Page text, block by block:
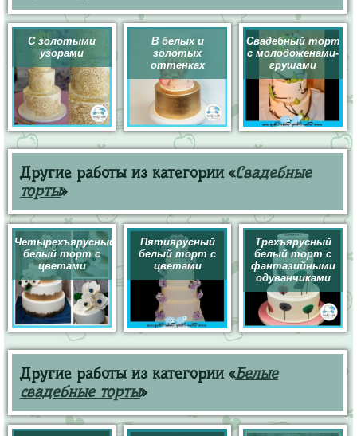
С золотыми
узорами
В белых и
золотых
оттенках
Свадебный торт
с молодоженами-
грушами
Другие работы из категории «Свадебные
торты»
Четырехъярусный
белый торт с
цветами
Пятиярусный
белый торт с
цветами
Трехъярусный
белый торт с
фантазийными
одуванчиками
Другие работы из категории «Белые
свадебные торты»